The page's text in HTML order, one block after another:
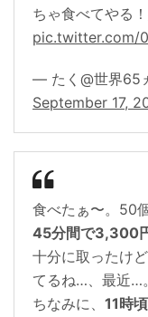
ちゃ食べてやる！
pic.twitter.com/
— たく@世界65
September 17,
食べたぁ〜。50
45分間で3,300
十分に取ったけ
てるね…、最近…。
ちなみに、 11時